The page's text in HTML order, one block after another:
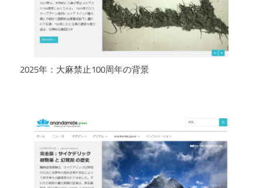
2025年：大麻禁止100周年の背景